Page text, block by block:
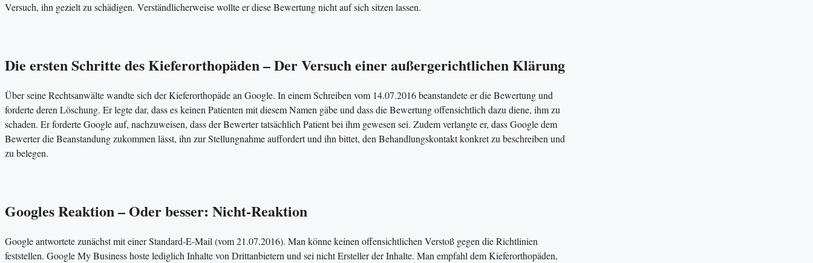
Versuch, ihn gezielt zu schädigen. Verständlicherweise wollte er diese Bewertung nicht auf sich sitzen lassen.
Die ersten Schritte des Kieferorthopäden – Der Versuch einer außergerichtlichen Klärung
Über seine Rechtsanwälte wandte sich der Kieferorthopäde an Google. In einem Schreiben vom 14.07.2016 beanstandete er die Bewertung und
forderte deren Löschung. Er legte dar, dass es keinen Patienten mit diesem Namen gäbe und dass die Bewertung offensichtlich dazu diene, ihm zu
schaden. Er forderte Google auf, nachzuweisen, dass der Bewerter tatsächlich Patient bei ihm gewesen sei. Zudem verlangte er, dass Google dem
Bewerter die Beanstandung zukommen lässt, ihn zur Stellungnahme auffordert und ihn bittet, den Behandlungskontakt konkret zu beschreiben und
zu belegen.
Googles Reaktion – Oder besser: Nicht-Reaktion
Google antwortete zunächst mit einer Standard-E-Mail (vom 21.07.2016). Man könne keinen offensichtlichen Verstoß gegen die Richtlinien
feststellen. Google My Business hoste lediglich Inhalte von Drittanbietern und sei nicht Ersteller der Inhalte. Man empfahl dem Kieferorthopäden,